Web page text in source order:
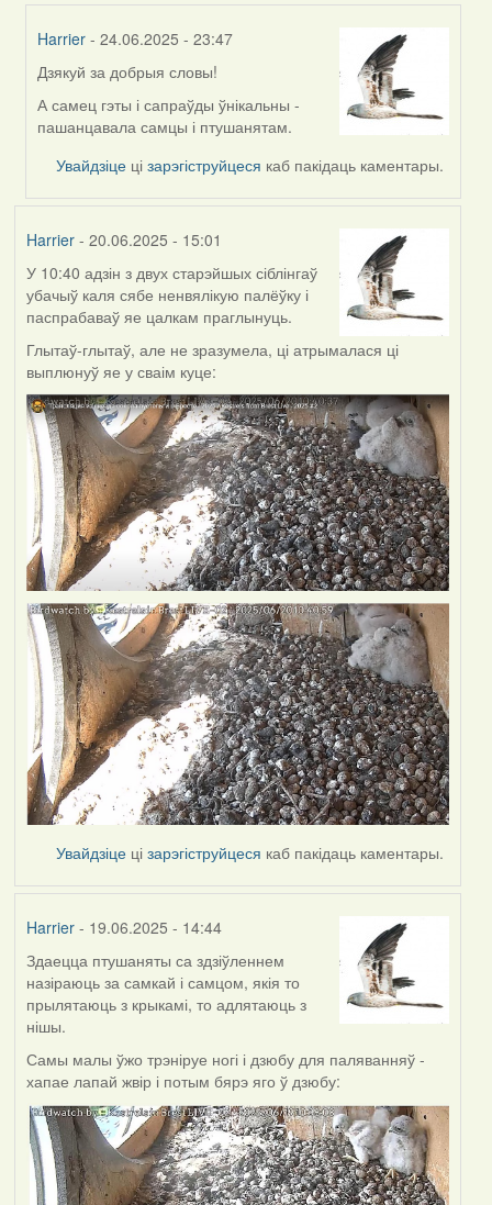
Harrier - 24.06.2025 - 23:47
In
reply
to
Alla
Дзякуй за добрыя словы!
А самец гэты і сапраўды ўнікальны -
пашанцавала самцы і птушанятам.
Увайдзіце цізарэгіструйцеся каб пакідаць каментары.
Harrier- 20.06.2025 - 15:01
У 10:40 адзін з двух старэйшых сіблінгаў
убачыў каля сябе ненвялікую палёўку і
паспрабаваў яе цалкам праглынуць.
Глытаў-глытаў, але не зразумела, ці атрымалася ці
выплюнуў яе у сваім куце:
Увайдзіце цізарэгіструйцеся каб пакідаць каментары.
Harrier- 19.06.2025 - 14:44
Здаецца птушаняты са здзіўленнем
назіраюць за самкай і самцом, якія то
прылятаюць з крыкамі, то адлятаюць з
нішы.
Самы малы ўжо трэніруе ногі і дзюбу для паляванняў -
хапае лапай жвір і потым бярэ яго ў дзюбу: